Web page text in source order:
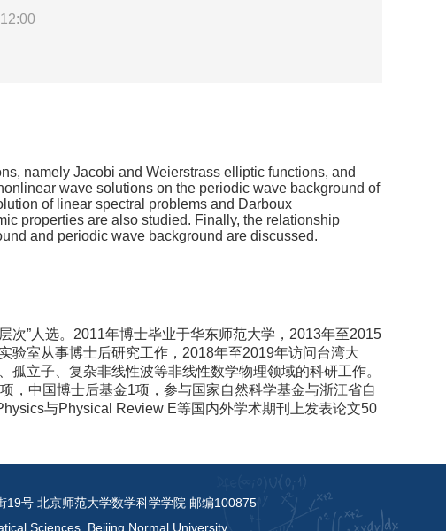
namely Jacobi and Weierstrass elliptic functions, and
wave solutions on the periodic wave background of
of linear spectral problems and Darboux
properties are also studied. Finally, the relationship
and periodic wave background are discussed.
次”人选。2011年博士毕业于华东师范大学，2013年至2015
验室从事博士后研究工作，2018年至2019年访问台湾大
立子、复杂非线性波等非线性数学物理领域的科研工作。
，中国博士后基金1项，参与国家自然科学基金与浙江省自
与Physical Review E等国内外学术期刊上发表论文50
19号 北京师范大学数学科学学院 邮编100875
Sciences, Beijing Normal University